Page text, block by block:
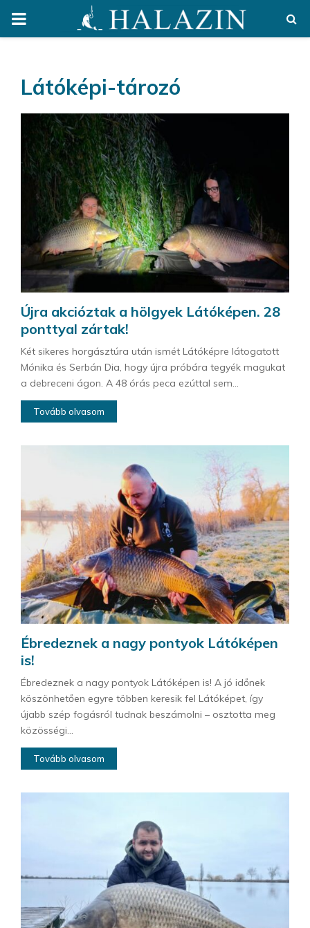
PRIMARY
Látóképi-tározó
Újra akcióztak a hölgyek Látóképen. 28
ponttyal zártak!
Két sikeres horgásztúra után ismét Látóképre látogatott
Mónika és Serbán Dia, hogy újra próbára tegyék magukat
a debreceni ágon. A 48 órás peca ezúttal sem...
Tovább olvasom
Ébredeznek a nagy pontyok Látóképen
is!
Ébredeznek a nagy pontyok Látóképen is! A jó időnek
köszönhetően egyre többen keresik fel Látóképet, így
újabb szép fogásról tudnak beszámolni – osztotta meg
közösségi...
Tovább olvasom